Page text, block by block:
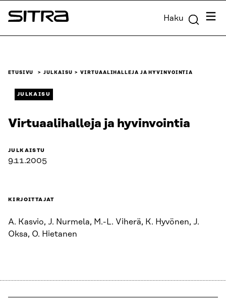
Siirry
suoraan
Sitra Haku
ETUSIVU JULKAISU VIRTUAALIHALLEJA JA HYVINVOINTIA
JULKAISU
Virtuaalihalleja ja hyvinvointia
JULKAISTU
9.11.2005
KIRJOITTAJAT
A. Kasvio, J. Nurmela, M.-L. Viherä, K. Hyvönen, J.
Oksa, O. Hietanen